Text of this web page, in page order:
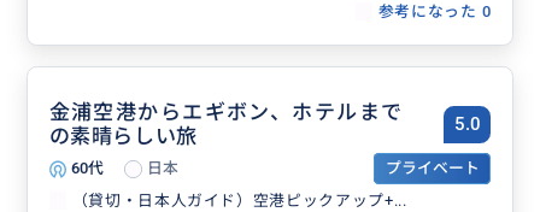
参考になった 0
金浦空港からエギボン、ホテルまで
の素晴らしい旅
5.0
60代 日本
プライベート
（貸切・日本人ガイド）空港ピックアップ+...